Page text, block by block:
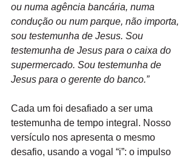
ou numa agência bancária, numa
condução ou num parque, não importa,
sou testemunha de Jesus. Sou
testemunha de Jesus para o caixa do
supermercado. Sou testemunha de
Jesus para o gerente do banco.”
Cada um foi desafiado a ser uma
testemunha de tempo integral. Nosso
versículo nos apresenta o mesmo
desafio, usando a vogal “i”: o impulso